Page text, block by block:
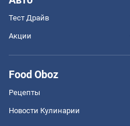
Тест Драйв
Акции
Food Oboz
Рецепты
Новости Кулинарии